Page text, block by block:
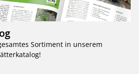
Sortiment in unserem